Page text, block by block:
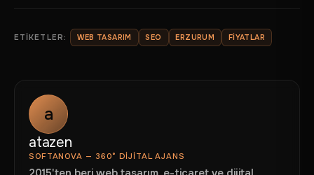
ÜRÜNLERIMIZ
REFERANSLAR
İLETIŞIM
ETIKETLER: WEB TASARIM SEO ERZURUM FIYATLAR
a
atazen
SOFTANOVA — 360° DIJITAL AJANS